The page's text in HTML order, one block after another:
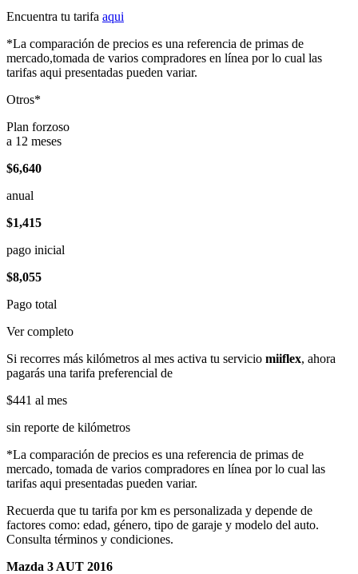
Encuentra tu tarifa aqui
*La comparación de precios es una referencia de primas de
mercado,tomada de varios compradores en línea por lo cual las
tarifas aqui presentadas pueden variar.
Otros*
Plan forzoso
a 12 meses
$6,640
anual
$1,415
pago inicial
$8,055
Pago total
Ver completo
Si recorres más kilómetros al mes activa tu servicio miiflex, ahora
pagarás una tarifa preferencial de
$441 al mes
sin reporte de kilómetros
*La comparación de precios es una referencia de primas de
mercado, tomada de varios compradores en línea por lo cual las
tarifas aqui presentadas pueden variar.
Recuerda que tu tarifa por km es personalizada y depende de
factores como: edad, género, tipo de garaje y modelo del auto.
Consulta términos y condiciones.
Mazda 3 AUT 2016